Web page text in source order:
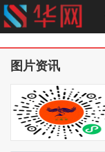
图片资讯